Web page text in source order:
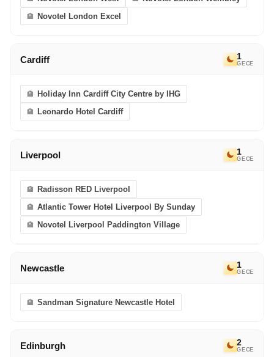
eriyor. Bir sonraki Avrupa Rüyası’nda görüşmek
dileğiyle!
Novotel London Excel
Cardiff 1
GECE
Holiday Inn Cardiff City Centre by IHG
Leonardo Hotel Cardiff
Liverpool 1
GECE
Radisson RED Liverpool
Atlantic Tower Hotel Liverpool By Sunday
Novotel Liverpool Paddington Village
Newcastle 1
GECE
Sandman Signature Newcastle Hotel
Edinburgh 2
GECE